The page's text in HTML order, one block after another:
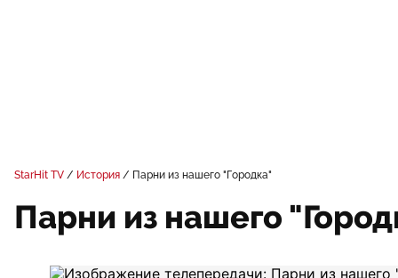
StarHit TV История Парни из нашего "Городка"
Парни из нашего